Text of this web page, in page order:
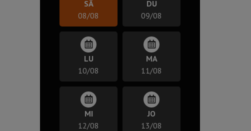
SÂ
08/08
DU
09/08
LU
10/08
MA
11/08
MI
12/08
JO
13/08